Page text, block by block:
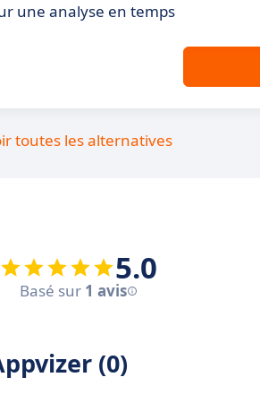
une analyse en temps
toutes les alternatives
5.0
Basé sur 1 avis
(0)